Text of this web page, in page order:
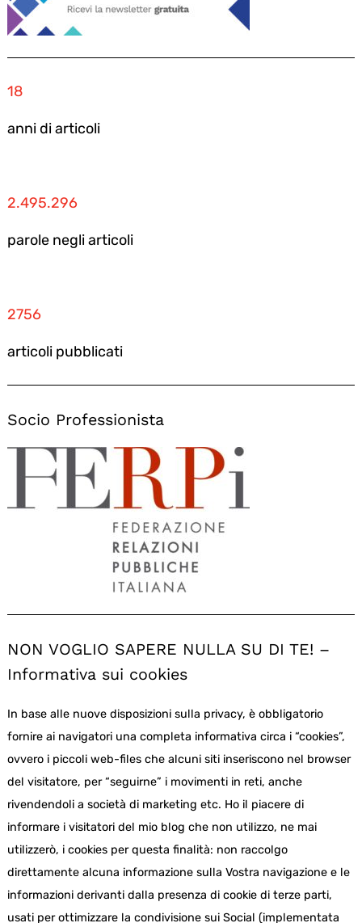
18
anni di articoli
2.495.296
parole negli articoli
2756
articoli pubblicati
Socio Professionista
NON VOGLIO SAPERE NULLA SU DI TE! –
Informativa sui cookies
In base alle nuove disposizioni sulla privacy, è obbligatorio
fornire ai navigatori una completa informativa circa i “cookies”,
ovvero i piccoli web-files che alcuni siti inseriscono nel browser
del visitatore, per “seguirne” i movimenti in reti, anche
rivendendoli a società di marketing etc. Ho il piacere di
informare i visitatori del mio blog che non utilizzo, ne mai
utilizzerò, i cookies per questa finalità: non raccolgo
direttamente alcuna informazione sulla Vostra navigazione e le
informazioni derivanti dalla presenza di cookie di terze parti,
usati per ottimizzare la condivisione sui Social (implementata